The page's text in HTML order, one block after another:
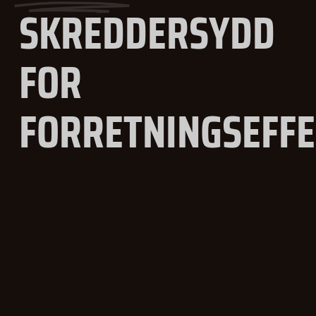
SKREDDERSYDD
FOR